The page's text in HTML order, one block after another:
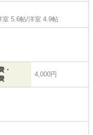
室 5.6帖/洋室 4.9帖
・
4,000円